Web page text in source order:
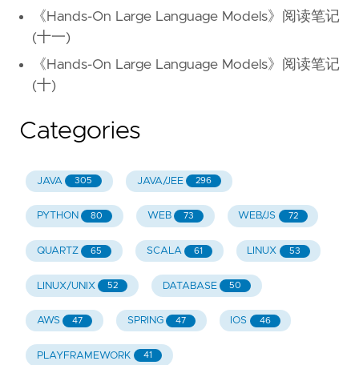
《Hands-On Large Language Models》阅读笔记
(十一)
《Hands-On Large Language Models》阅读笔记
(十)
Categories
JAVA 305 JAVA/JEE 296
PYTHON 80 WEB 73 WEB/JS 72
QUARTZ 65 SCALA 61 LINUX 53
LINUX/UNIX 52 DATABASE 50
AWS 47 SPRING 47 IOS 46
PLAYFRAMEWORK 41